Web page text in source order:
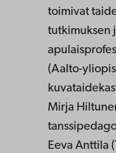
toimivat
tutkimuksen
(Aalto-
Mirja
Eeva Anttila